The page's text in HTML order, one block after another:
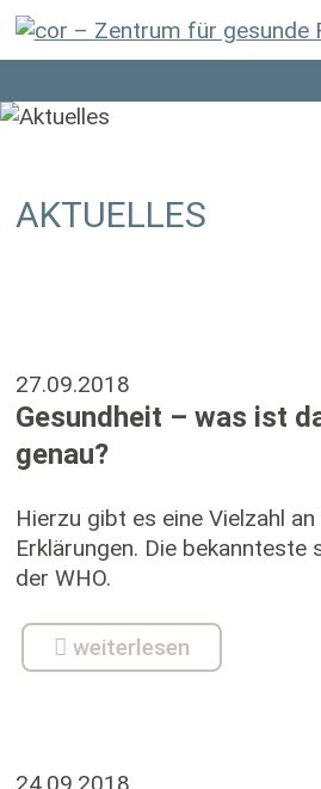
AKTUELLES
27.09.2018
Gesundheit – was ist
genau?
Hierzu gibt es eine Vielzahl
Erklärungen. Die
der WHO.
weiterlesen